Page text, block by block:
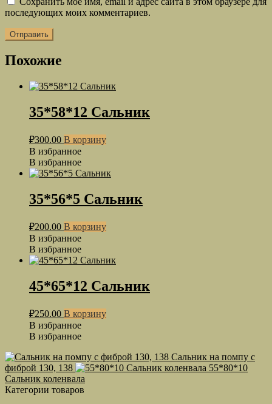
последующих моих комментариев.
Похожие
35*58*12 Сальник
₽300.00 В корзину
В избранное
В избранное
35*56*5 Сальник
₽200.00 В корзину
В избранное
В избранное
45*65*12 Сальник
₽250.00 В корзину
В избранное
В избранное
Сальник на помпу с
фиброй 130, 138
55*80*10
Сальник коленвала
Категории товаров